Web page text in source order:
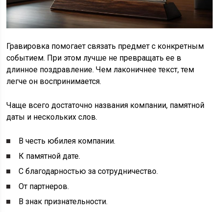
Гравировка помогает связать предмет с конкретным
событием. При этом лучше не превращать ее в
длинное поздравление. Чем лаконичнее текст, тем
легче он воспринимается.
Чаще всего достаточно названия компании, памятной
даты и нескольких слов.
В честь юбилея компании.
К памятной дате.
С благодарностью за сотрудничество.
От партнеров.
В знак признательности.